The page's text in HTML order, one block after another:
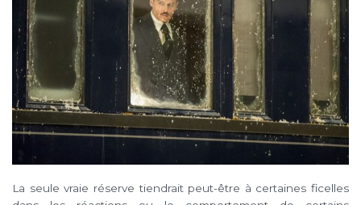
La seule vraie réserve tiendrait peut-être à certaines ficelles